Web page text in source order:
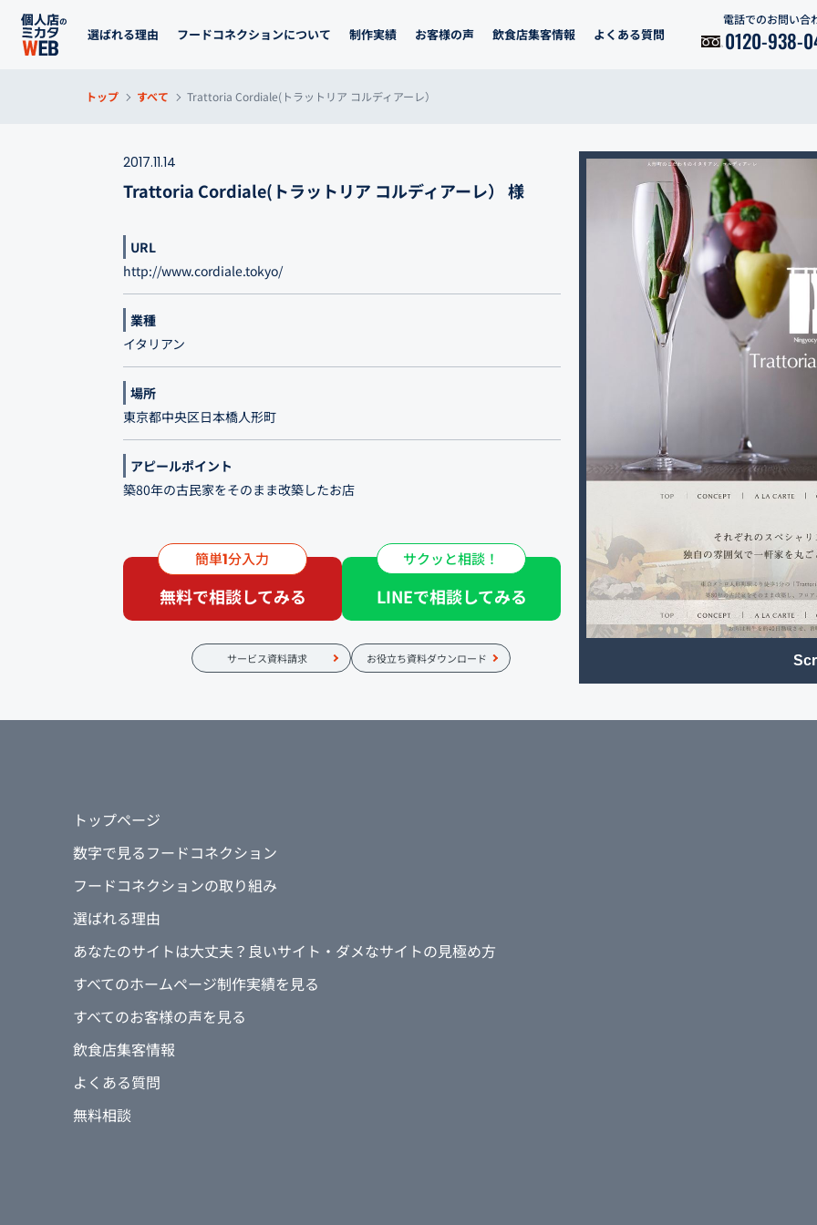
選ばれる理由 フードコネクションについて 制作実績 お客様の声 飲食店集客情報 よくある質問
電話でのお問い合
0120-938-
トップ すべて Trattoria Cordiale(トラットリア コルディアーレ）
2017.11.14
Trattoria Cordiale(トラットリア コルディアーレ） 様
URL
http://www.cordiale.tokyo/
業種
イタリアン
場所
東京都中央区日本橋人形町
アピールポイント
築80年の古民家をそのまま改築したお店
ィアーレ）」。 築80年の古民家をそのまま改築し、フロアごとに違う雰囲気
を楽しめるイタリアンです。 リストランテよりも気軽だけれど、リストラン
テのような本格料理が味わえます。
簡単1分入力
無料で相談してみる
サクッと相談！
LINEで相談してみる
サービス資料請求 お役立ち資料ダウンロード
トップページ
数字で見るフードコネクション
フードコネクションの取り組み
選ばれる理由
あなたのサイトは大丈夫？良いサイト・ダメなサイトの見極め方
すべてのホームページ制作実績を見る
すべてのお客様の声を見る
飲食店集客情報
よくある質問
無料相談